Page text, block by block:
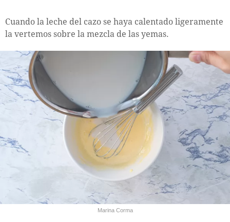
Cuando la leche del cazo se haya calentado ligeramente
la vertemos sobre la mezcla de las yemas.
Marina Corma